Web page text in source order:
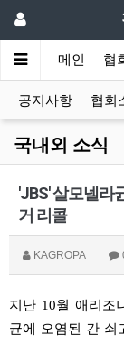
메인 협
공지사항 협회
국내외 소식
'JBS' 살모넬라
거 리콜
KAGROPA
지난 10월 애리조
균에
오염된 간 쇠